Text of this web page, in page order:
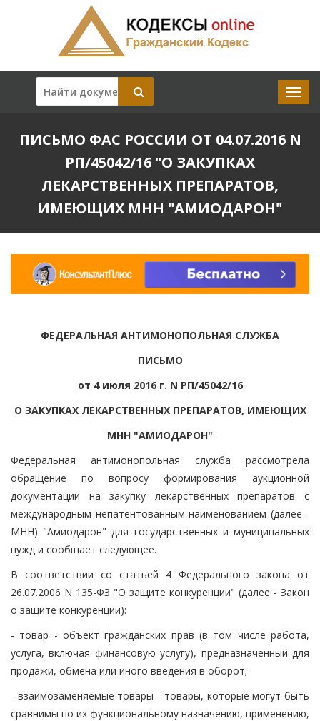
ПИСЬМО ФАС РОССИИ ОТ 04.07.2016 N
РП/45042/16 "О ЗАКУПКАХ
ЛЕКАРСТВЕННЫХ ПРЕПАРАТОВ,
ИМЕЮЩИХ МНН "АМИОДАРОН"
ФЕДЕРАЛЬНАЯ АНТИМОНОПОЛЬНАЯ СЛУЖБА
ПИСЬМО
от 4 июля 2016 г. N РП/45042/16
О ЗАКУПКАХ ЛЕКАРСТВЕННЫХ ПРЕПАРАТОВ, ИМЕЮЩИХ
МНН "АМИОДАРОН"
Федеральная антимонопольная служба рассмотрела
обращение по вопросу формирования аукционной
документации на закупку лекарственных препаратов с
международным непатентованным наименованием (далее -
МНН) "Амиодарон" для государственных и муниципальных
нужд и сообщает следующее.
В соответствии со статьей 4 Федерального закона от
26.07.2006 N 135-ФЗ "О защите конкуренции" (далее - Закон
о защите конкуренции):
- товар - объект гражданских прав (в том числе работа,
услуга, включая финансовую услугу), предназначенный для
продажи, обмена или иного введения в оборот;
- взаимозаменяемые товары - товары, которые могут быть
сравнимы по их функциональному назначению, применению,